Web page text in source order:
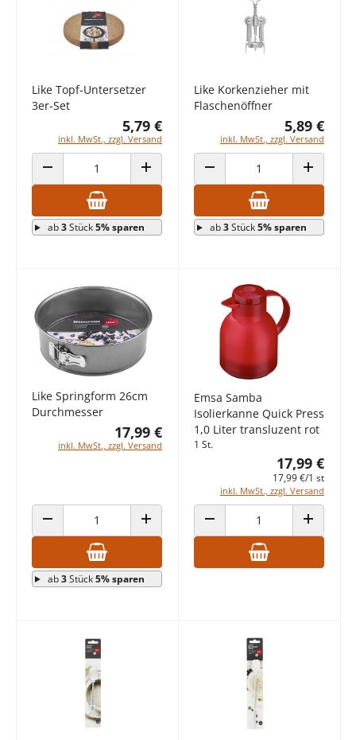
Like Topf-Untersetzer
3er-Set
5,79 €
inkl. MwSt., zzgl. Versand
ANZAHL VERRINGERN ANZAHL ERHÖHEN
ab3Stück5% sparen
Like Korkenzieher mit
Flaschenöffner
5,89 €
inkl. MwSt., zzgl. Versand
ANZAHL VERRINGERN ANZAHL
ab3Stück5% sparen
Like Springform 26cm
Durchmesser
17,99 €
inkl. MwSt., zzgl. Versand
ANZAHL VERRINGERN ANZAHL ERHÖHEN
ab3Stück5% sparen
Emsa Samba
Isolierkanne Quick Press
1,0 Liter transluzent rot
1 St.
17,99 €
17,99 €/1 st
inkl. MwSt., zzgl. Versand
ANZAHL VERRINGERN ANZAHL